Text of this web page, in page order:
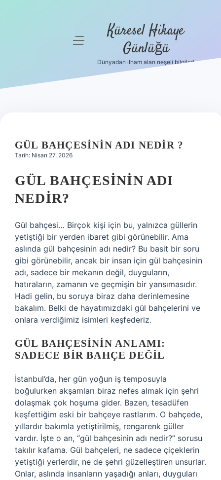
Hakkımızda
menüyü
Küresel Hikaye
Günlüğü
Dünyadan ilham alan neşeli bilgiler!
GÜL BAHÇESININ ADI NEDIR ?
Tarih: Nisan 27, 2026
GÜL BAHÇESININ ADI
NEDIR?
Gül bahçesi… Birçok kişi için bu, yalnızca güllerin
yetiştiği bir yerden ibaret gibi görünebilir. Ama
aslında gül bahçesinin adı nedir? Bu basit bir soru
gibi görünebilir, ancak bir insan için gül bahçesinin
adı, sadece bir mekanın değil, duyguların,
hatıraların, zamanın ve geçmişin bir yansımasıdır.
Hadi gelin, bu soruya biraz daha derinlemesine
bakalım. Belki de hayatımızdaki gül bahçelerini ve
onlara verdiğimiz isimleri keşfederiz.
GÜL BAHÇESININ ANLAMI:
SADECE BIR BAHÇE DEĞIL
İstanbul’da, her gün yoğun iş temposuyla
boğulurken akşamları biraz nefes almak için şehri
dolaşmak çok hoşuma gider. Bazen, tesadüfen
keşfettiğim eski bir bahçeye rastlarım. O bahçede,
yıllardır bakımla yetiştirilmiş, rengarenk güller
vardır. İşte o an, “gül bahçesinin adı nedir?” sorusu
takılır kafama. Gül bahçeleri, ne sadece çiçeklerin
yetiştiği yerlerdir, ne de şehri güzelleştiren unsurlar.
Onlar, aslında insanların yaşadığı anları, duyguları